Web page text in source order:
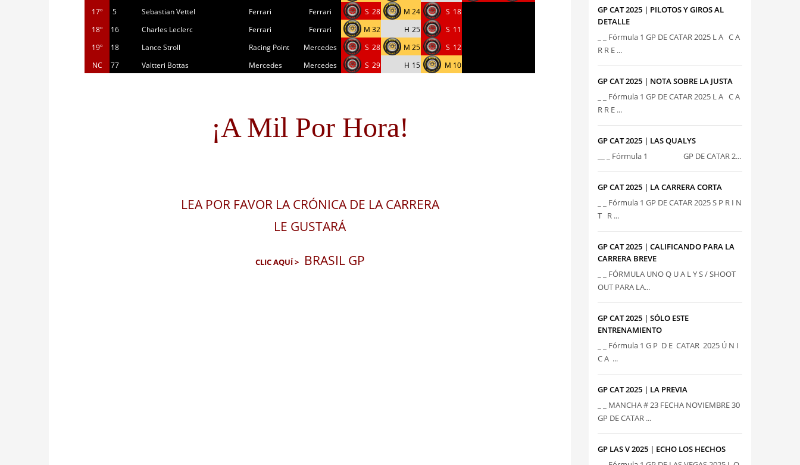
17º
5 Sebastian Vettel Ferrari Ferrari S 28 M 24 S 18
18º
16 Charles Leclerc Ferrari Ferrari M 32 H 25 S 11
19º
18 Lance Stroll Racing Point Mercedes S 28 M 25 S 12
NC
77 Valtteri Bottas Mercedes Mercedes S 29 H 15 M 10
¡A Mil Por Hora!
LEA POR FAVOR LA CRÓNICA DE LA CARRERA
LE GUSTARÁ
CLIC AQUÍ > BRASIL GP
GP CAT 2025 | PILOTOS Y GIROS AL
DETALLE
_ _ Fórmula 1 GP DE CATAR 2025 L A C A
R R E ...
GP CAT 2025 | NOTA SOBRE LA JUSTA
_ _ Fórmula 1 GP DE CATAR 2025 L A C A
R R E ...
GP CAT 2025 | LAS QUALYS
__ _ Fórmula 1 GP DE CATAR 2...
GP CAT 2025 | LA CARRERA CORTA
_ _ Fórmula 1 GP DE CATAR 2025 S P R I N
T R ...
GP CAT 2025 | CALIFICANDO PARA LA
CARRERA BREVE
_ _ FÓRMULA UNO Q U A L Y S / SHOOT
OUT PARA LA...
GP CAT 2025 | SÓLO ESTE
ENTRENAMIENTO
_ _ Fórmula 1 G P D E CATAR 2025 Ú N I
C A ...
GP CAT 2025 | LA PREVIA
_ _ MANCHA # 23 FECHA NOVIEMBRE 30
GP DE CATAR ...
GP LAS V 2025 | ECHO LOS HECHOS